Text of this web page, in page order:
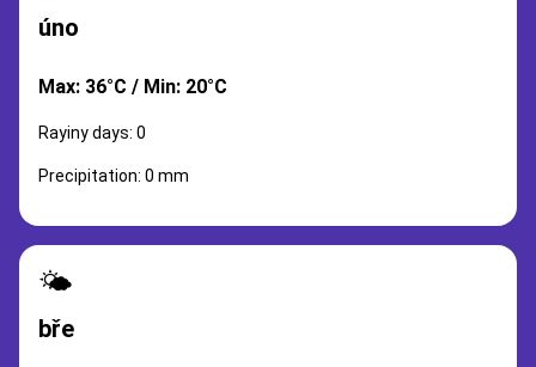
úno
Max: 36°C / Min: 20°C
Rayiny days: 0
Precipitation: 0 mm
🌤️
bře